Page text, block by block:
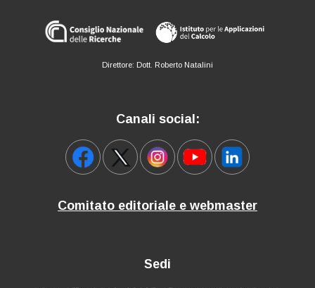
Direttore: Dott. Roberto Natalini
Canali social:
Comitato editoriale e webmaster
Sedi